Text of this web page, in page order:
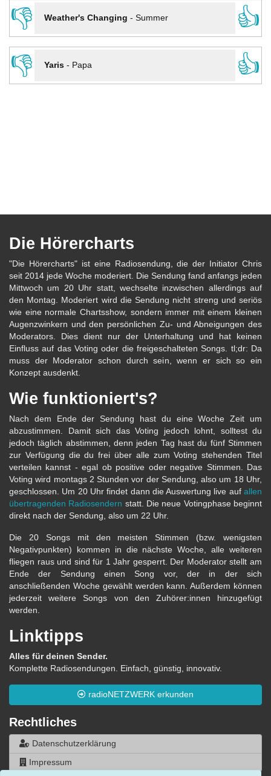
👎
Weather's Changing - Summer
👍
👎
Yaris- Papa 👍
Die Hörercharts
"Die Hörercharts" ist eine Radiosendung, die der Initiator Chris
seit 2014 jede Woche moderiert. Die Sendung fand anfangs jeden
Mittwoch um 20 Uhr statt, wechselte inzwischen allerdings auf
den Montag. Moderiert wird die Sendung nicht streng und seriös
wie eine normale Chartsshow, sondern immer mit einem kleinen
Augenzwinkern und den persönlichen Zu- und Abneigungen des
Moderators. Dies dient nur der Unterhaltung und hat keinen
Einfluss auf das Voting oder die freigeschalteten Songs. tl;dr: Da
muss der Moderator schon durch sein, wenn er sich so ein
Konzept ausdenkt.
Wie funktioniert's?
Nach dem Ende der Sendung hast du eine Woche Zeit um
abzustimmen. Damit sich das Voting jedoch lohnt, solltest du
jedoch täglich abstimmen, denn jeden Tag hast du fünf Stimmen
zur Verfügung die du frei über alle zum Voting stehenden Titel
verteilen kannst - egal ob positive oder negative Stimmen. Das
Voting wird montags 2 Stunden vor der Sendung, also um 18 Uhr,
geschlossen. Um 20 Uhr findet dann die Auswertung live auf allen
übertragenden Radiosendern statt. Die neue Votingphase beginnt
direkt nach der Sendung, also um 22 Uhr.
Die 20 Songs mit den meisten Stimmen (bzw. wenigsten
Negativpunkten) kommen in die nächste Woche, alle weiteren
fliegen raus und sind für 1 Jahr gesperrt. Der Moderator stellt am
Ende der Sendung einen Song vor, der in der sich
anschließenden Woche gewählt werden kann. Außerdem können
jederzeit weitere Songs von den Zuhörer:innen hinzugefügt
werden.
Linktipps
Alles für deinen Sender.
Komplette Radiosendungen. Einfach, günstig, innovativ.
radioNETZWERK erkunden
Rechtliches
Datenschutzerklärung
Impressum